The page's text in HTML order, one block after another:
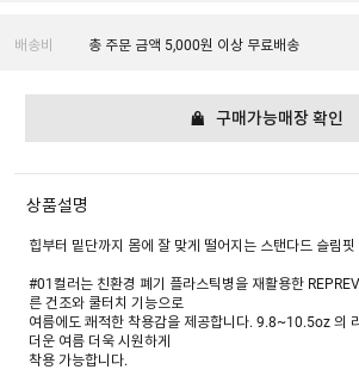
배송비 총 주문 금액 5,000원 이상 무료배송
구매가능매장 확인
상품설명
힙부터 밑단까지 몸에 잘 맞게 떨어지는 스탠다드 슬림
#01컬러는 친환경 폐기 플라스틱병을 재활용한
른 건조와 쿨터치 기능으로
여름에도 쾌적한 착용감을 제공합니다. 9.8~10.5oz 의
더운 여름 더욱 시원하게
착용 가능합니다.